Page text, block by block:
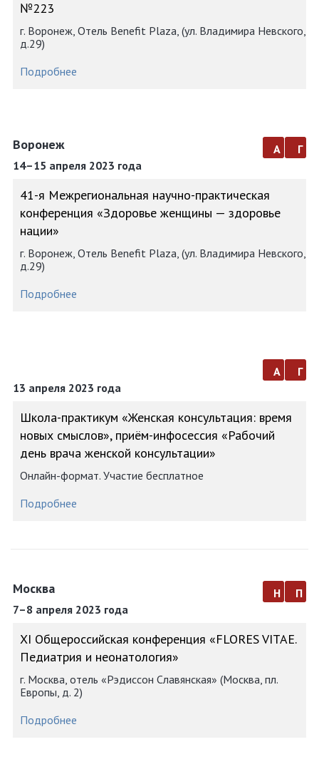
№223
г. Воронеж, Отель Benefit Plaza, (ул. Владимира Невского,
д.29)
Подробнее
Воронеж
14–15 апреля 2023 года
а г
41-я Межрегиональная научно-практическая
конференция «Здоровье женщины — здоровье
нации»
г. Воронеж, Отель Benefit Plaza, (ул. Владимира Невского,
д.29)
Подробнее
13 апреля 2023 года
а г
Школа-практикум «Женская консультация: время
новых смыслов», приём-инфосессия «Рабочий
день врача женской консультации»
Онлайн-формат. Участие бесплатное
Подробнее
Москва
7–8 апреля 2023 года
н п
XI Общероссийская конференция «FLORES VITAE.
Педиатрия и неонатология»
г. Москва, отель «Рэдиссон Славянская» (Москва, пл.
Европы, д. 2)
Подробнее